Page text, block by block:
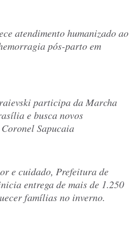
atendimento humanizado ao
pós-parto em
participa da Marcha
e busca novos
Sapucaia
e cuidado, Prefeitura de
entrega de mais de 1.250
famílias no inverno.